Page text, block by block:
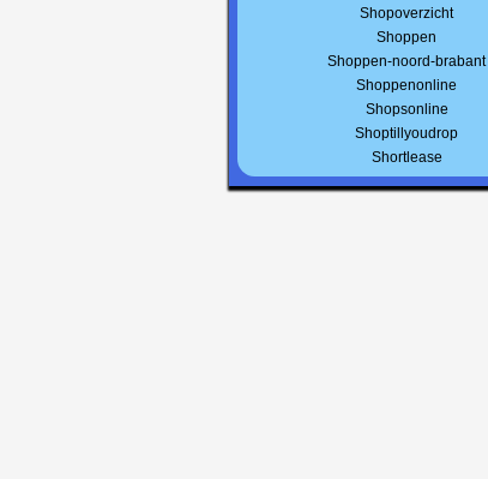
Shopoverzicht
Shoppen
Shoppen-noord-brabant
Shoppenonline
Shopsonline
Shoptillyoudrop
Shortlease